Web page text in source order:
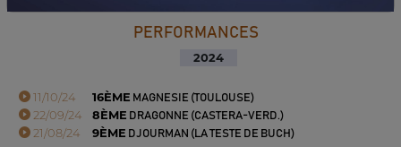
PERFORMANCES
2024
11/10/24 16ÈME MAGNESIE (TOULOUSE)
22/09/24 8ÈME DRAGONNE (CASTERA-VERD.)
21/08/24 9ÈME DJOURMAN (LA TESTE DE BUCH)